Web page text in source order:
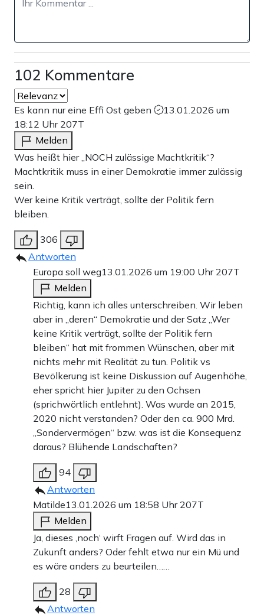
102 Kommentare
Es kann nur eine Effi Ost geben
13.01.2026 um
18:12 Uhr 207T
Melden
Was heißt hier „NOCH zulässige Machtkritik“?
Machtkritik muss in einer Demokratie immer zulässig
sein.
Wer keine Kritik verträgt, sollte der Politik fern
bleiben.
306
Antworten
Europa soll weg13.01.2026 um 19:00 Uhr 207T
Melden
Richtig, kann ich alles unterschreiben. Wir leben
aber in „deren“ Demokratie und der Satz „Wer
keine Kritik verträgt, sollte der Politik fern
bleiben“ hat mit frommen Wünschen, aber mit
nichts mehr mit Realität zu tun. Politik vs
Bevölkerung ist keine Diskussion auf Augenhöhe,
eher spricht hier Jupiter zu den Ochsen
(sprichwörtlich entlehnt). Was wurde an 2015,
2020 nicht verstanden? Oder den ca. 900 Mrd.
„Sondervermögen“ bzw. was ist die Konsequenz
daraus? Blühende Landschaften?
94
Antworten
Matilde13.01.2026 um 18:58 Uhr 207T
Melden
Ja, dieses ‚noch‘ wirft Fragen auf. Wird das in
Zukunft anders? Oder fehlt etwa nur ein Mü und
es wäre anders zu beurteilen……
28
Antworten